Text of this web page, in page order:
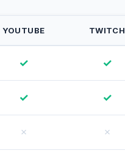
YOUTUBE TWITCH
✓ ✓
✓ ✓
✗ ✗